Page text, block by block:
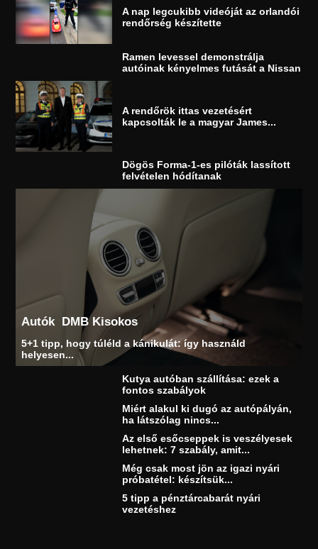
A nap legcukibb videóját az orlandói
rendőrség készítette
Ramen levessel demonstrálja
autóinak kényelmes futását a Nissan
A rendőrök ittas vezetésért
kapcsolták le a magyar James...
Dögös Forma-1-es pilóták lassított
felvételen hódítanak
Autók DMB Kisokos
5+1 tipp, hogy túléld a kánikulát: így használd
helyesen...
Kutya autóban szállítása: ezek a
fontos szabályok
Miért alakul ki dugó az autópályán,
ha látszólag nincs...
Az első esőcseppek is veszélyesek
lehetnek: 7 szabály, amit...
Még csak most jön az igazi nyári
próbatétel: készítsük...
5 tipp a pénztárcabarát nyári
vezetéshez